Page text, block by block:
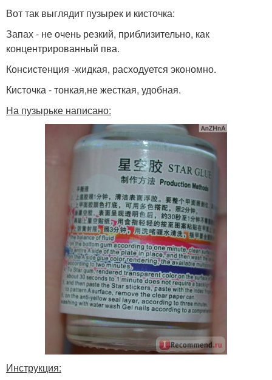
Вот так выглядит пузырек и кисточка:
Запах - не очень резкий, приблизительно, как
концентрированный пва.
Консистенция -жидкая, расходуется экономно.
Кисточка - тонкая,не жесткая, удобная.
На пузырьке написано:
Инструкция: